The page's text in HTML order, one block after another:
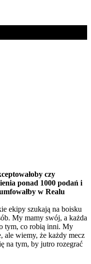
czy
ponad 1000 podań i
w Realu
ekipy szukają na boisku
My mamy swój, a każda
tym, co robią inni. My
ale wiemy, że każdy mecz
na tym, by jutro rozegrać